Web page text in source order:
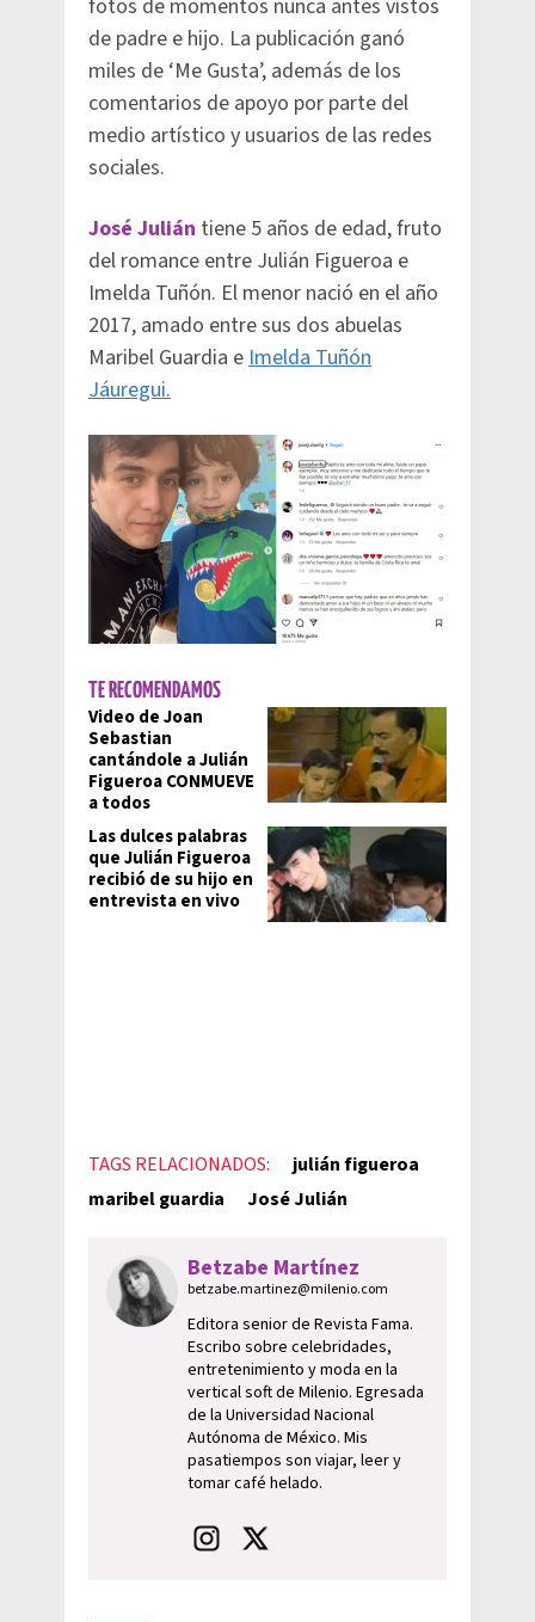
fotos de momentos nunca antes vistos
de padre e hijo. La publicación ganó
miles de ‘Me Gusta’, además de los
comentarios de apoyo por parte del
medio artístico y usuarios de las redes
sociales.
José Julián tiene 5 años de edad, fruto
del romance entre Julián Figueroa e
Imelda Tuñón. El menor nació en el año
2017, amado entre sus dos abuelas
Maribel Guardia e Imelda Tuñón
Jáuregui.
TE RECOMENDAMOS
Video de Joan
Sebastian
cantándole a Julián
Figueroa CONMUEVE
a todos
Las dulces palabras
que Julián Figueroa
recibió de su hijo en
entrevista en vivo
TAGS RELACIONADOS:
julián figueroa
maribel guardia
José Julián
Betzabe Martínez
betzabe.martinez@milenio.com
Editora senior de Revista Fama.
Escribo sobre celebridades,
entretenimiento y moda en la
vertical soft de Milenio. Egresada
de la Universidad Nacional
Autónoma de México. Mis
pasatiempos son viajar, leer y
tomar café helado.